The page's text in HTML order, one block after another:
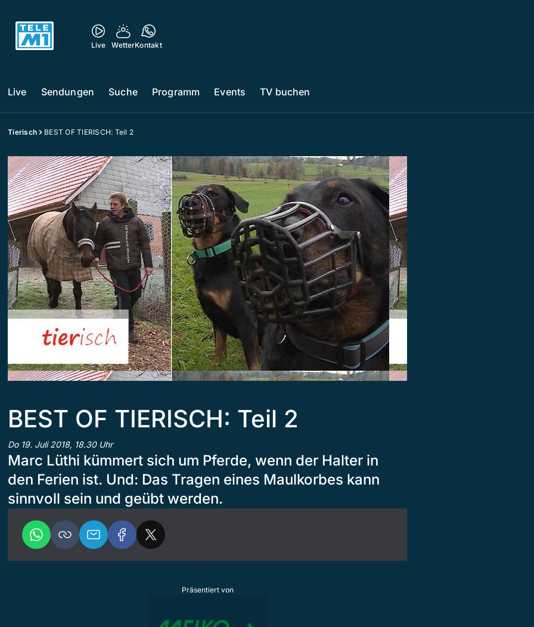
Live WetterKontakt
Live Sendungen Suche Programm Events TV buchen
Tierisch BEST OF TIERISCH: Teil 2
BEST OF TIERISCH: Teil 2
Do 19. Juli 2018, 18.30 Uhr
Marc Lüthi kümmert sich um Pferde, wenn der Halter in
den Ferien ist. Und: Das Tragen eines Maulkorbes kann
sinnvoll sein und geübt werden.
Präsentiert von